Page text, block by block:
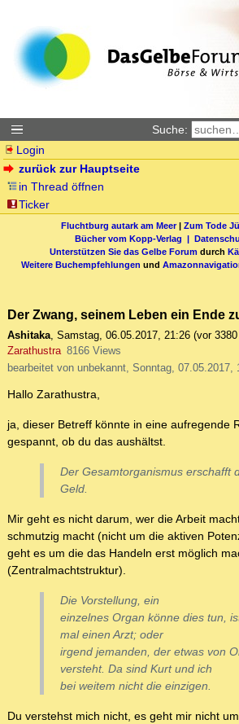
Suche:
Login
zurück zur Hauptseite
in Thread öffnen
Ticker
Fluchtburg autark am Meer| Zum Tode
Bücher vom Kopp-Verlag |
Unterstützen Sie das Gelbe Forum durch
Weitere Buchempfehlungen und
Der Zwang, seinem Leben ein Ende
Ashitaka, Samstag, 06.05.2017, 21:26 (vor
Zarathustra 8166 Views
bearbeitet von unbekannt, Sonntag, 07.05.2017,
Hallo Zarathustra,
ja, dieser Betreff könnte in eine aufregende
gespannt, ob du das aushältst.
Der Gesamtorganismus erschafft
Geld.
Mir geht es nicht darum, wer die Arbeit
schmutzig macht (nicht um die aktiven
geht es um die das Handeln erst möglich
(Zentralmachtstruktur).
Die Vorstellung, ein
einzelnes Organ könne dies tun,
mal einen Arzt; oder
irgend jemanden, der etwas von
versteht. Da sind Kurt und ich
bei weitem nicht die einzigen.
Du verstehst mich nicht, es geht mir nicht